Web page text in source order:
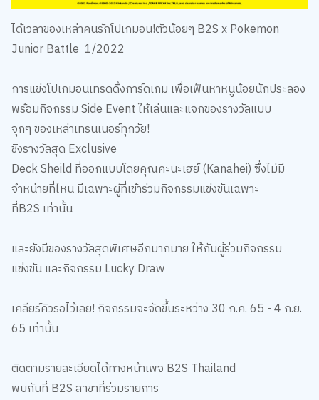
ได้เวลาของเหล่าคนรักโปเกมอน!ตัวน้อยๆ B2S x Pokemon
Junior Battle 1/2022
การแข่งโปเกมอนเทรดดิ้งการ์ดเกม เพื่อเฟ้นหาหนูน้อยนักประลอง
พร้อมกิจกรรมSide Eventให้เล่นและแจกของรางวัลแบบ
จุกๆของเหล่าเทรนเนอร์ทุกวัย!
ชิงรางวัลสุด Exclusive
Deck Sheild ที่ออกแบบโดยคุณคะนะเฮย์(Kanahei)ซึ่งไม่มี
จำหน่ายที่ไหนมีเฉพาะผู้ที่เข้าร่วมกิจกรรมแข่งขันเฉพาะ
ที่B2S เท่านั้น
และยังมีของรางวัลสุดพิเศษอีกมากมายให้กับผู้ร่วมกิจกรรม
แข่งขันและกิจกรรม Lucky Draw
เคลียร์คิวรอไว้เลย! กิจกรรมจะจัดขึ้นระหว่าง 30 ก.ค. 65 - 4 ก.ย.
65 เท่านั้น
ติดตามรายละเอียดได้ทางหน้าเพจ B2S Thailand
พบกันที่ B2Sสาขาที่ร่วมรายการ